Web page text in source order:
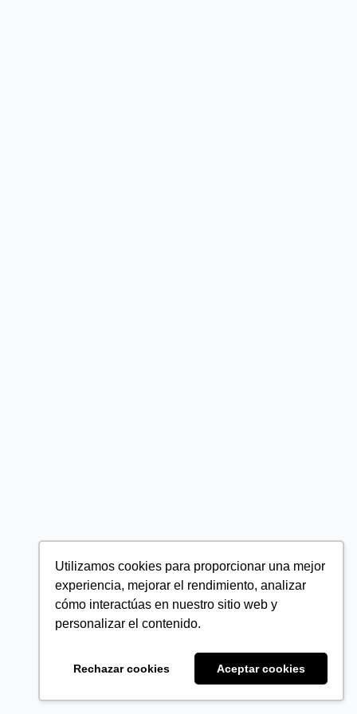
Utilizamos cookies para proporcionar una mejor
experiencia, mejorar el rendimiento, analizar
cómo interactúas en nuestro sitio web y
personalizar el contenido.
Rechazar cookies Aceptar cookies